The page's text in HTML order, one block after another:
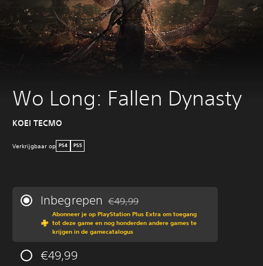
Wo Long: Fallen Dynasty
KOEI TECMO
Verkrijgbaar op PS4 PS5
Inbegrepen Korting ten opzichte van de
€49,99
Abonneer je op PlayStation Plus Extra om toegang
tot deze game en nog honderden andere games te
krijgen in de gamecatalogus
€49,99